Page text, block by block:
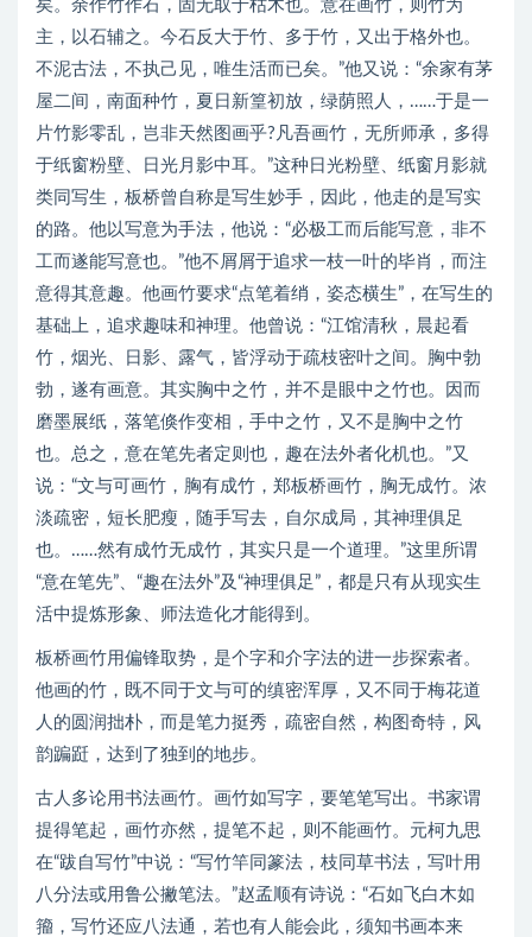
矣。余作竹作石，固无取于枯木也。意在画竹，则竹为
主，以石辅之。今石反大于竹、多于竹，又出于格外也。
不泥古法，不执己见，唯生活而已矣。”他又说：“余家有茅
屋二间，南面种竹，夏日新篁初放，绿荫照人，……于是一
片竹影零乱，岂非天然图画乎?凡吾画竹，无所师承，多得
于纸窗粉壁、日光月影中耳。”这种日光粉壁、纸窗月影就
类同写生，板桥曾自称是写生妙手，因此，他走的是写实
的路。他以写意为手法，他说：“必极工而后能写意，非不
工而遂能写意也。”他不屑屑于追求一枝一叶的毕肖，而注
意得其意趣。他画竹要求“点笔着绡，姿态横生”，在写生的
基础上，追求趣味和神理。他曾说：“江馆清秋，晨起看
竹，烟光、日影、露气，皆浮动于疏枝密叶之间。胸中勃
勃，遂有画意。其实胸中之竹，并不是眼中之竹也。因而
磨墨展纸，落笔倏作变相，手中之竹，又不是胸中之竹
也。总之，意在笔先者定则也，趣在法外者化机也。”又
说：“文与可画竹，胸有成竹，郑板桥画竹，胸无成竹。浓
淡疏密，短长肥瘦，随手写去，自尔成局，其神理俱足
也。……然有成竹无成竹，其实只是一个道理。”这里所谓
“意在笔先”、“趣在法外”及“神理俱足”，都是只有从现实生
活中提炼形象、师法造化才能得到。
板桥画竹用偏锋取势，是个字和介字法的进一步探索者。
他画的竹，既不同于文与可的缜密浑厚，又不同于梅花道
人的圆润拙朴，而是笔力挺秀，疏密自然，构图奇特，风
韵蹁跹，达到了独到的地步。
古人多论用书法画竹。画竹如写字，要笔笔写出。书家谓
提得笔起，画竹亦然，提笔不起，则不能画竹。元柯九思
在“跋自写竹”中说：“写竹竿同篆法，枝同草书法，写叶用
八分法或用鲁公撇笔法。”赵孟顺有诗说：“石如飞白木如
籀，写竹还应八法通，若也有人能会此，须知书画本来